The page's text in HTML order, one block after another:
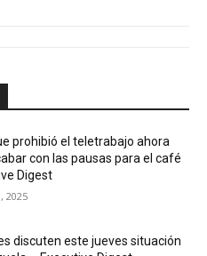
prohibió el teletrabajo ahora
con las pausas para el café
Digest
2025
discuten este jueves situación